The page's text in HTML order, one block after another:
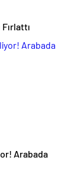
Arabada